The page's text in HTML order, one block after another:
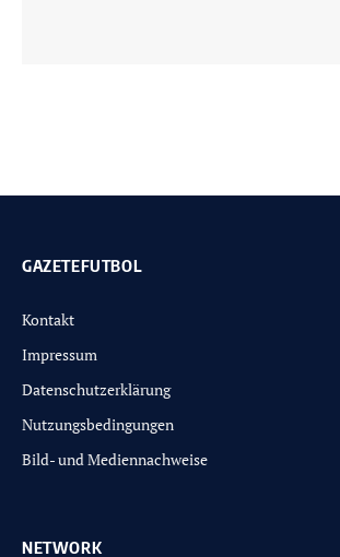
GAZETEFUTBOL
Kontakt
Impressum
Datenschutzerklärung
Nutzungsbedingungen
Bild- und Mediennachweise
NETWORK